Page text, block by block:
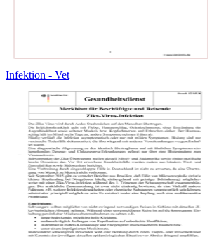
Infektion - Vet